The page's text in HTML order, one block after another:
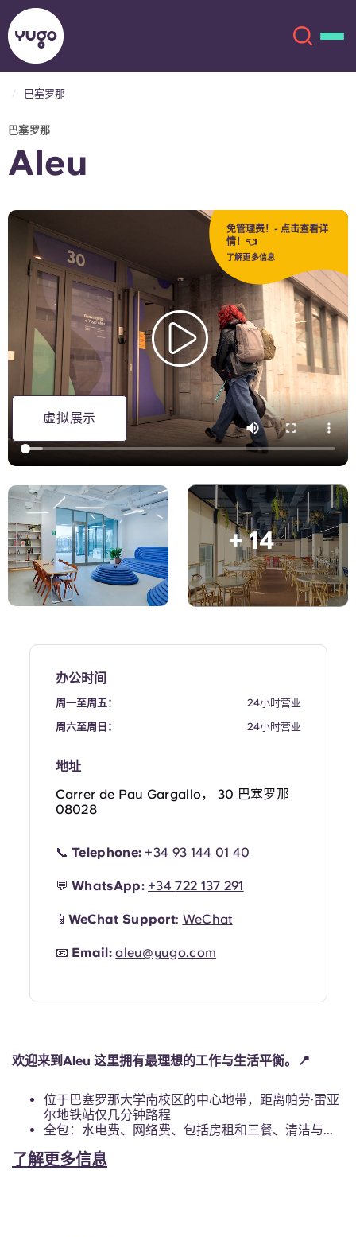
关于我们
地点
账户 语言
English (GB)
English (US)
Chinese
Español
Deutsch
选择一个国家
选择一个城市
立即预订
Chinese Español
Català Deutsch
Italian French
Portuguese
巴塞罗那
巴塞罗那
Aleu
免管理费！- 点击查看详
情！👈
了解更多信息
+ 14
虚拟展示
欢迎来到Aleu 这里拥有最理想的工作与生活平衡。📍
位于巴塞罗那大学南校区的中心地带，距离帕劳·雷亚
尔地铁站仅几分钟路程
全包：水电费、网络费、包括房租和三餐、清洁与...
了解更多信息
办公时间
周一至周五：
24小时营业
周六至周日：
24小时营业
地址
Carrer de Pau Gargallo， 30 巴塞罗那
08028
📞Telephone: +34 93 144 01 40
💬 WhatsApp: +34722 137 291
📱 WeChat Support: WeChat
📧 Email:aleu@yugo.com